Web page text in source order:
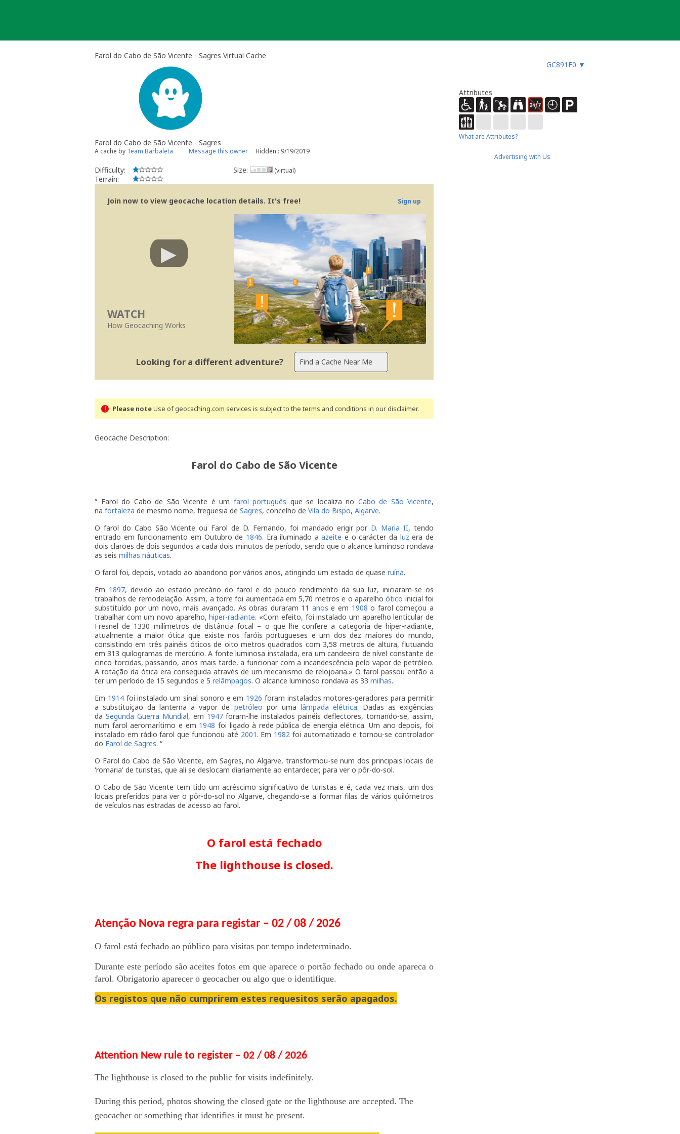
Farol do Cabo de São Vicente - Sagres Virtual Cache
GC891F0 ▼
Farol do Cabo de São Vicente - Sagres
A cache by Team Barbaleta Message this owner Hidden : 9/19/2019
Difficulty:
Terrain:
Size: (virtual)
Join now to view geocache location details. It's free! Sign up
WATCH
How Geocaching Works
Looking for a different adventure?
Please noteUse of geocaching.com services is subject to the terms and conditions in our disclaimer.
Geocache Description:
Farol do Cabo de São Vicente
“ Farol do Cabo de São Vicente é um farol português que se localiza no Cabo de São Vicente,
na fortaleza de mesmo nome, freguesia de Sagres, concelho de Vila do Bispo, Algarve.
O farol do Cabo São Vicente ou Farol de D. Fernando, foi mandado erigir por D. Maria II, tendo
entrado em funcionamento em Outubro de 1846. Era iluminado aazeite e o carácter da luz era de
dois clarões de dois segundos a cada dois minutos de período, sendo que o alcance luminoso rondava
as seis milhas náuticas.
O farol foi, depois, votado ao abandono por vários anos, atingindo um estado de quase ruína.
Em 1897, devido ao estado precário do farol e do pouco rendimento da sua luz, iniciaram-se os
trabalhos de remodelação. Assim, a torre foi aumentada em 5,70 metros e o aparelhoótico inicial foi
substituído por um novo, mais avançado. As obras duraram 11 anos e em 1908 o farol começou a
trabalhar com um novo aparelho,hiper-radiante. «Com efeito, foi instalado um aparelho lenticular de
Fresnel de 1330 milímetros de distância focal – o que lhe confere a categoria de hiper-radiante,
atualmente a maior ótica que existe nos faróis portugueses e um dos dez maiores do mundo,
consistindo em três painéis óticos de oito metros quadrados com 3,58 metros de altura, flutuando
em 313 quilogramas de mercúrio. A fonte luminosa instalada, era um candeeiro de nível constante de
cinco torcidas, passando, anos mais tarde, a funcionar com a incandescência pelo vapor de petróleo.
A rotação da ótica era conseguida através de um mecanismo de relojoaria.» O farol passou então a
ter um período de 15 segundos e 5 relâmpagos. O alcance luminoso rondava as 33 milhas.
Em 1914foi instalado um sinal sonoro e em 1926 foram instalados motores-geradores para permitir
a substituição da lanterna a vapor de petróleo por uma lâmpada elétrica. Dadas as exigências
da Segunda Guerra Mundial, em 1947foram-lhe instalados painéis deflectores, tornando-se, assim,
num farol aeromarítimo e em 1948 foi ligado à rede pública de energia elétrica. Um ano depois, foi
instalado em rádio farol que funcionou até 2001. Em 1982 foi automatizado e tornou-se controlador
do Farol de Sagres. “
O Farol do Cabo de São Vicente, em Sagres, no Algarve, transformou-se num dos principais locais de
'romaria' de turistas, que ali se deslocam diariamente ao entardecer, para ver o pôr-do-sol.
O Cabo de São Vicente tem tido um acréscimo significativo de turistas e é, cada vez mais, um dos
locais preferidos para ver o pôr-do-sol no Algarve, chegando-se a formar filas de vários quilómetros
de veículos nas estradas de acesso ao farol.
O farol está fechado
The lighthouse is closed.
Atenção Nova regra para registar – 02 / 08 / 2026
O farol está fechado ao público para visitas por tempo indeterminado.
Durante este período são aceites fotos em que aparece o portão fechado ou onde apareca o
farol. Obrigatorio aparecer o geocacher ou algo que o identifique.
Os registos que não cumprirem estes requesitos serão apagados.
Attention New rule to register – 02 / 08 / 2026
The lighthouse is closed to the public for visits indefinitely.
During this period, photos showing the closed gate or the lighthouse are accepted. The
geocacher or something that identifies it must be present.
Attributes
What are Attributes?
Advertising with Us